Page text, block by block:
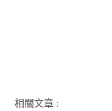
相關文章 :